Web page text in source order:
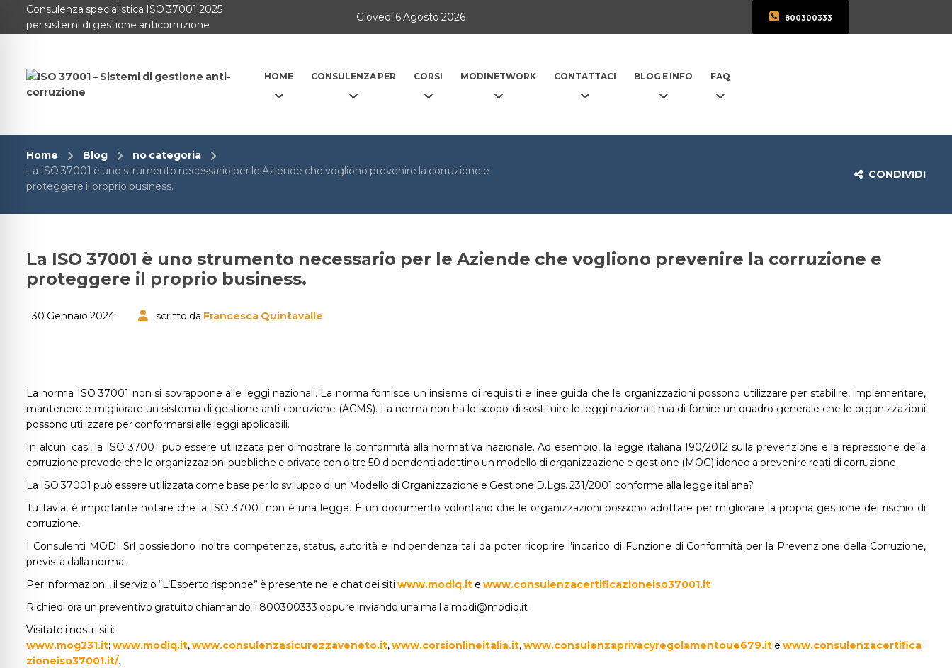
Consulenza specialistica ISO 37001:2025
per sistemi di gestione anticorruzione
Giovedì 6 Agosto 2026 800300333
HOME CONSULENZA PER CORSI MODINETWORK CONTATTACI BLOG E INFO FAQ
Home Blog
no categoria
La ISO 37001 è uno strumento necessario per le Aziende che vogliono prevenire la corruzione e
proteggere il proprio business.
CONDIVIDI
La ISO 37001 è uno strumento necessario per le Aziende che vogliono prevenire la corruzione e
proteggere il proprio business.
30 Gennaio 2024 scritto da Francesca Quintavalle
La norma ISO 37001 non si sovrappone alle leggi nazionali. La norma fornisce un insieme di requisiti e linee guida che le organizzazioni possono utilizzare per stabilire, implementare,
mantenere e migliorare un sistema di gestione anti-corruzione (ACMS). La norma non ha lo scopo di sostituire le leggi nazionali, ma di fornire un quadro generale che le organizzazioni
possono utilizzare per conformarsi alle leggi applicabili.
In alcuni casi, la ISO 37001 può essere utilizzata per dimostrare la conformità alla normativa nazionale. Ad esempio, la legge italiana 190/2012 sulla prevenzione e la repressione della
corruzione prevede che le organizzazioni pubbliche e private con oltre 50 dipendenti adottino un modello di organizzazione e gestione (MOG) idoneo a prevenire reati di corruzione.
La ISO 37001 può essere utilizzata come base per lo sviluppo di un Modello di Organizzazione e Gestione D.Lgs. 231/2001 conforme alla legge italiana?
Tuttavia, è importante notare che la ISO 37001 non è una legge. È un documento volontario che le organizzazioni possono adottare per migliorare la propria gestione del rischio di
corruzione.
I Consulenti MODI Srl possiedono inoltre competenze, status, autorità e indipendenza tali da poter ricoprire l’incarico di Funzione di Conformità per la Prevenzione della Corruzione,
prevista dalla norma.
Per informazioni , il servizio “L’Esperto risponde” è presente nelle chat dei siti www.modiq.it e www.consulenzacertificazioneiso37001.it
Richiedi ora un preventivo gratuito chiamando il 800300333 oppure inviando una mail a modi@modiq.it
Visitate i nostri siti:
www.mog231.it; www.modiq.it,www.consulenzasicurezzaveneto.it,www.corsionlineitalia.it,www.consulenzaprivacyregolamentoue679.it e www.consulenzacertifica
zioneiso37001.it/.